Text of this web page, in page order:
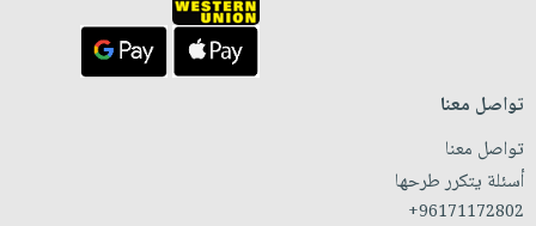
تواصل معنا
تواصل معنا
أسئلة يتكرر طرحها
+96171172802